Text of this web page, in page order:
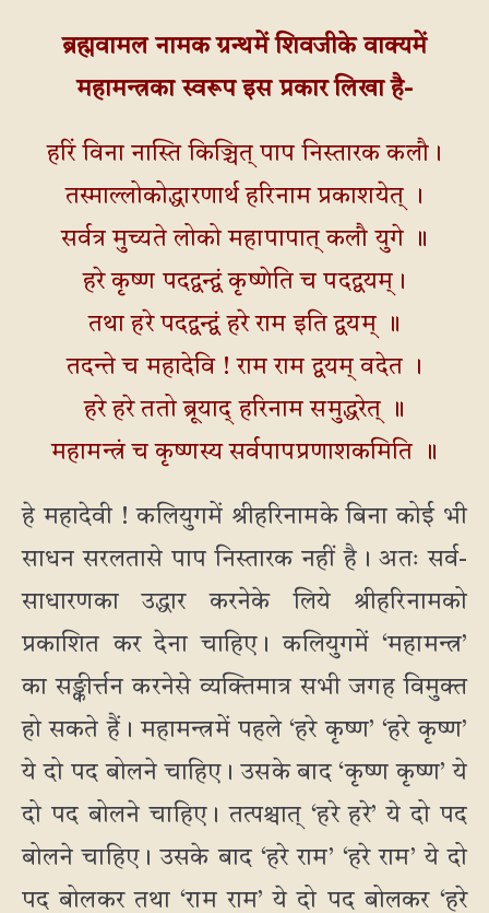
ब्रह्मवामल नामक ग्रन्थमें शिवजीके वाक्यमें
महामन्त्रका स्वरूप इस प्रकार लिखा है-
हरिं विना नास्ति किञ्चित् पाप निस्तारक कलौ।
तस्माल्लोकोद्धारणार्थ हरिनाम प्रकाशयेत् ।
सर्वत्र मुच्यते लोको महापापात् कलौ युगे ॥
हरे कृष्ण पदद्वन्द्वं कृष्णेति च पदद्वयम्।
तथा हरे पदद्वन्द्वं हरे राम इति द्वयम् ॥
तदन्ते च महादेवि ! राम राम द्वयम् वदेत ।
हरे हरे ततो ब्रूयाद् हरिनाम समुद्धरेत् ॥
महामन्त्रं च कृष्णस्य सर्वपापप्रणाशकमिति ॥
हे महादेवी ! कलियुगमें श्रीहरिनामके बिना कोई भी
साधन सरलतासे पाप निस्तारक नहीं है। अतः सर्व-
साधारणका उद्धार करनेके लिये श्रीहरिनामको
प्रकाशित कर देना चाहिए। कलियुगमें ‘महामन्त्र’
का सङ्कीर्त्तन करनेसे व्यक्तिमात्र सभी जगह विमुक्त
हो सकते हैं। महामन्त्रमें पहले ‘हरे कृष्ण’ ‘हरे कृष्ण’
ये दो पद बोलने चाहिए। उसके बाद ‘कृष्ण कृष्ण’ ये
दो पद बोलने चाहिए। तत्पश्चात् ‘हरे हरे’ ये दो पद
बोलने चाहिए। उसके बाद ‘हरे राम’ ‘हरे राम’ ये दो
पद बोलकर तथा ‘राम राम’ ये दो पद बोलकर ‘हरे